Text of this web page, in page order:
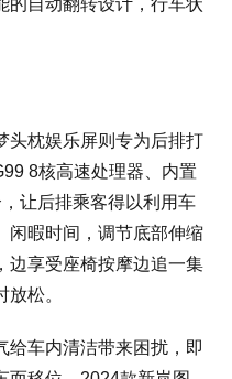
的自动翻转设计，行车状
头枕娱乐屏则专为后排打
8核高速处理器、内置
让后排乘客得以利用车
闲暇时间，调节底部伸缩
边享受座椅按摩边追一集
松。
给车内清洁带来困扰，即